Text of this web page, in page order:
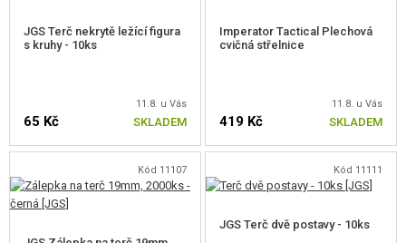
JGS Terč nekrytě ležící figura
s kruhy - 10ks
11.8. u Vás
65 Kč SKLADEM
Imperator Tactical Plechová
cvičná střelnice
11.8. u Vás
419 Kč SKLADEM
Kód 11107 Kód 11111
JGS Terč dvě postavy - 10ks